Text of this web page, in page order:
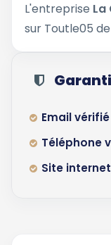
L'entreprise La
sur Toutle05
Email vérifié
Téléphone
Site